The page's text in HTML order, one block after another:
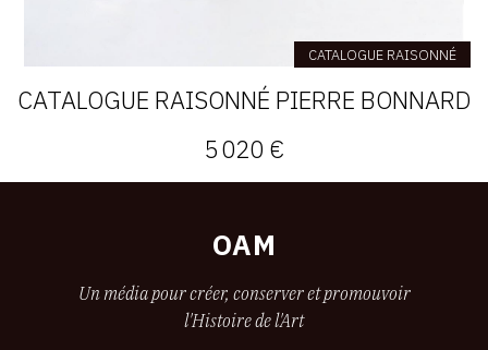
CATALOGUE RAISONNÉ
CATALOGUE RAISONNÉ PIERRE BONNARD
5 020 €
OAM
Un média pour créer, conserver et promouvoir
l'Histoire de l'Art